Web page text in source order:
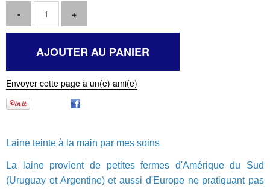
Envoyer cette page à un(e) ami(e)
Laine teinte à la main par mes soins
La laine provient de petites fermes d'Amérique du Sud
(Uruguay et Argentine) et aussi d'Europe ne pratiquant pas